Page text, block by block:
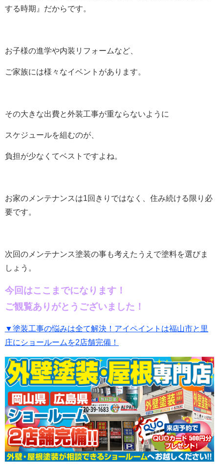
する時期』だからです。
お子様の進学や内装リフォームなど、
ご家族には様々なイベントがあります。
その大きな出費と外装工事が重ならないように
スケジュールを組むのが、
負担が少なくてベストですよね。
お家のメンテナンスは1回きりではなく、住み続ける限り必
要です。
次回のメンテナンス塗装の事も考えたうえで塗料を選びま
しょう。
今回はここまでになります！
ご観覧ありがとうございました！
▼塗装工事の悩みは全て解決！アイペイントは福山市と里
庄にショールームを2店舗完備！